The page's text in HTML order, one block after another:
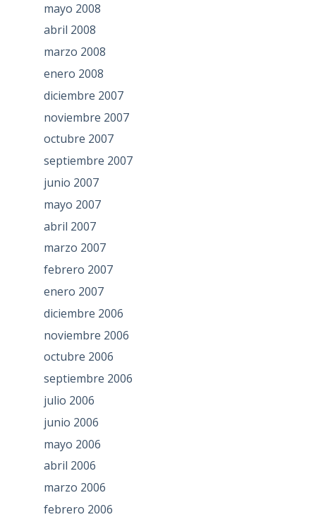
mayo 2008
abril 2008
marzo 2008
enero 2008
diciembre 2007
noviembre 2007
octubre 2007
septiembre 2007
junio 2007
mayo 2007
abril 2007
marzo 2007
febrero 2007
enero 2007
diciembre 2006
noviembre 2006
octubre 2006
septiembre 2006
julio 2006
junio 2006
mayo 2006
abril 2006
marzo 2006
febrero 2006